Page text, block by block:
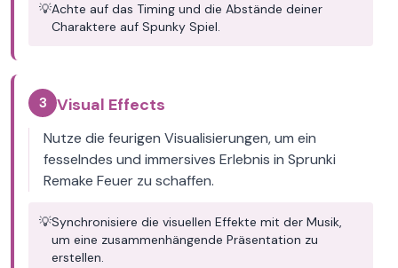
💡Achte auf das Timing und die Abstände deiner
Charaktere auf Spunky Spiel.
3 Visual Effects
Nutze die feurigen Visualisierungen, um ein
fesselndes und immersives Erlebnis in Sprunki
Remake Feuer zu schaffen.
💡Synchronisiere die visuellen Effekte mit der Musik,
um eine zusammenhängende Präsentation zu
erstellen.